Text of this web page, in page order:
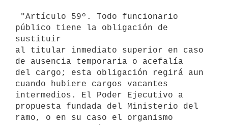
público tiene la obligación de
sustituir
al titular inmediato superior en caso
de ausencia temporaria o acefalía
del cargo; esta obligación regirá aun
cuando hubiere cargos vacantes
intermedios. El Poder Ejecutivo a
propuesta fundada del Ministerio del
ramo, o en su caso el organismo